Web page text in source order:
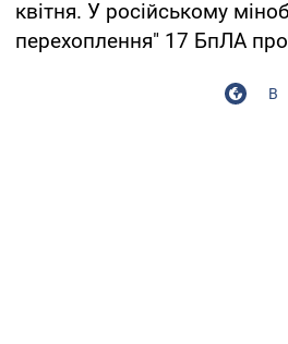
квітня. У російському
перехоплення" 17 БпЛА